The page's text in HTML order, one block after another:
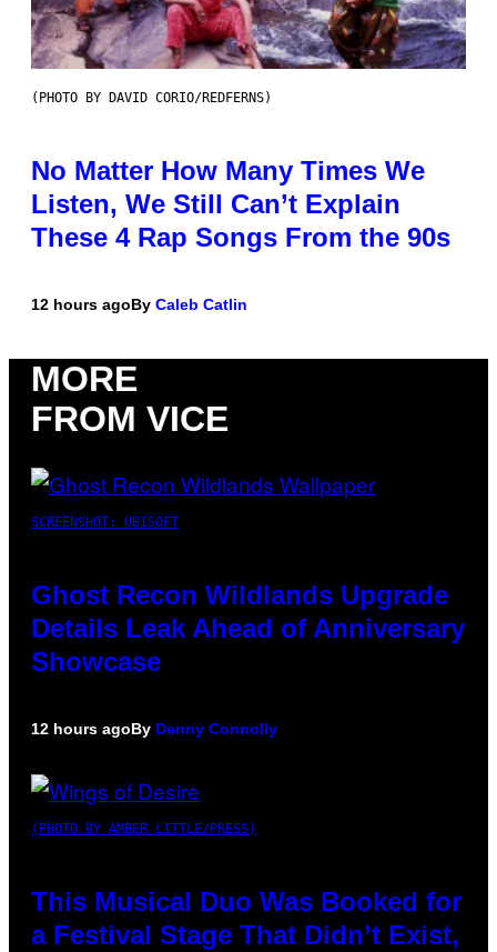
(PHOTO BY DAVID CORIO/REDFERNS)
No Matter How Many Times We
Listen, We Still Can’t Explain
These 4 Rap Songs From the 90s
12 hours agoBy Caleb Catlin
MORE
FROM VICE
SCREENSHOT: UBISOFT
Ghost Recon Wildlands Upgrade
Details Leak Ahead of Anniversary
Showcase
12 hours agoBy Denny Connolly
(PHOTO BY AMBER LITTLE/PRESS)
This Musical Duo Was Booked for
a Festival Stage That Didn’t Exist,